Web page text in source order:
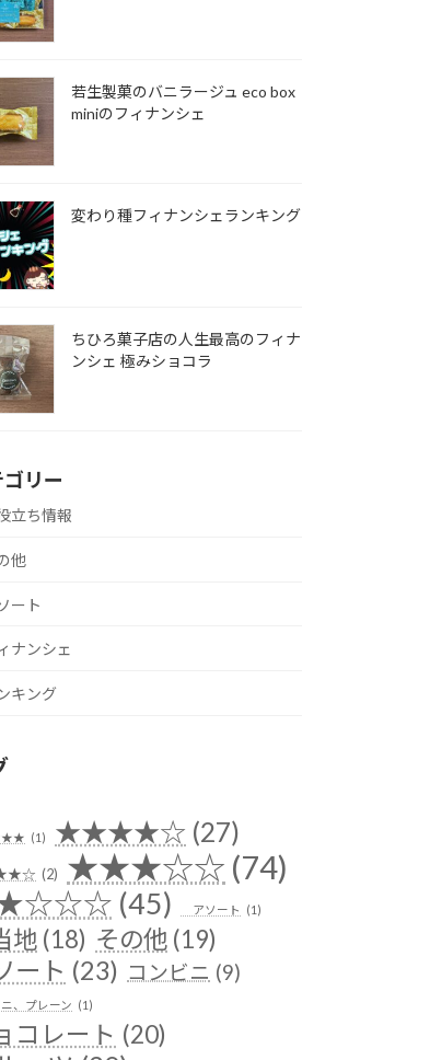
若生製菓のバニラージュ eco box
miniのフィナンシェ
変わり種フィナンシェランキング
ちひろ菓子店の人生最高のフィナ
ンシェ 極みショコラ
リー
立ち情報
他
ート
ナンシェ
キング
(1) ★★★★☆ (27)
(2) ★★★☆☆ (74)
(45) アソート (1)
地 (18) その他 (19)
ート (23) コンビニ (9)
、プレーン (1)
コレート (20)